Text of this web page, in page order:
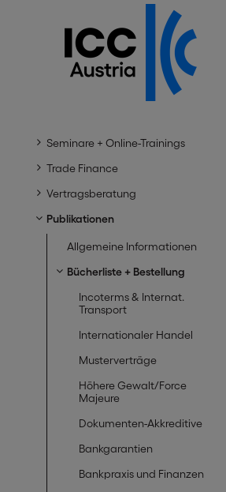
Seminare + Online-Trainings
Trade Finance
Vertragsberatung
Publikationen
Allgemeine Informationen
Bücherliste + Bestellung
Incoterms & Internat.
Transport
Internationaler Handel
Musterverträge
Höhere Gewalt/Force
Majeure
Dokumenten-Akkreditive
Bankgarantien
Bankpraxis und Finanzen